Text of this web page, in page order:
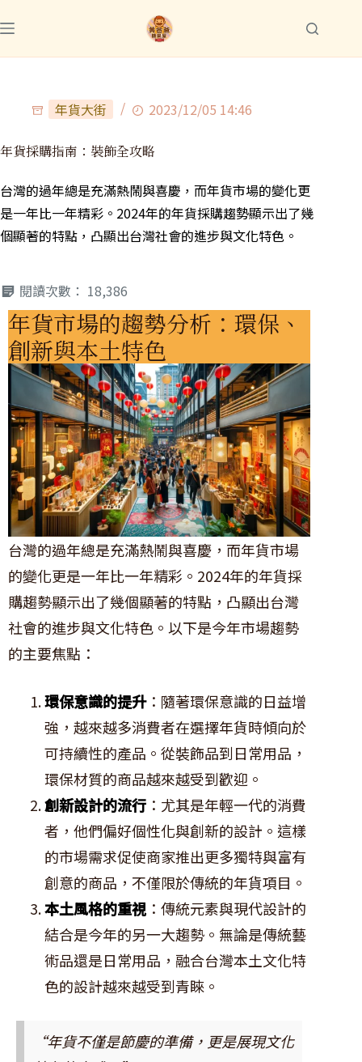
年貨大街 2023/12/05 14:46
年貨採購指南：裝飾全攻略
台灣的過年總是充滿熱鬧與喜慶，而年貨市場的變化更
是一年比一年精彩。2024年的年貨採購趨勢顯示出了幾
個顯著的特點，凸顯出台灣社會的進步與文化特色。
閱讀次數： 18,386
年貨市場的趨勢分析：環保、
創新與本土特色
台灣的過年總是充滿熱鬧與喜慶，而年貨市場
的變化更是一年比一年精彩。2024年的年貨採
購趨勢顯示出了幾個顯著的特點，凸顯出台灣
社會的進步與文化特色。以下是今年市場趨勢
的主要焦點：
環保意識的提升：隨著環保意識的日益增
強，越來越多消費者在選擇年貨時傾向於
可持續性的產品。從裝飾品到日常用品，
環保材質的商品越來越受到歡迎。
創新設計的流行 ：尤其是年輕一代的消費
者，他們偏好個性化與創新的設計。這樣
的市場需求促使商家推出更多獨特與富有
創意的商品，不僅限於傳統的年貨項目。
本土風格的重視 ：傳統元素與現代設計的
結合是今年的另一大趨勢。無論是傳統藝
術品還是日常用品，融合台灣本土文化特
色的設計越來越受到青睞。
“年貨不僅是節慶的準備，更是展現文化